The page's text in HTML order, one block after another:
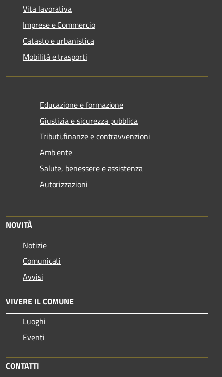
Vita lavorativa
Imprese e Commercio
Catasto e urbanistica
Mobilità e trasporti
Educazione e formazione
Giustizia e sicurezza pubblica
Tributi,finanze e contravvenzioni
Ambiente
Salute, benessere e assistenza
Autorizzazioni
NOVITÀ
Notizie
Comunicati
Avvisi
VIVERE IL COMUNE
Luoghi
Eventi
CONTATTI